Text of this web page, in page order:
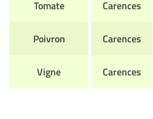
Tomate Carences
Poivron Carences
Vigne Carences